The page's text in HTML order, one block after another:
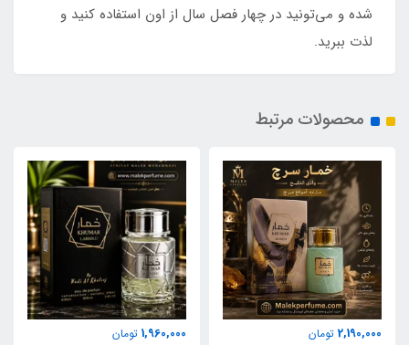
شده و می‌تونید در چهار فصل سال از اون استفاده کنید و
لذت ببرید.
محصولات مرتبط
2,190,000 تومان
1,960,000 تومان